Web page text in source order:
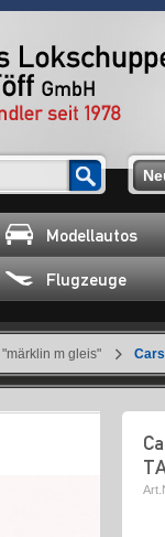
Modellautos
Flugzeuge
m gleis"